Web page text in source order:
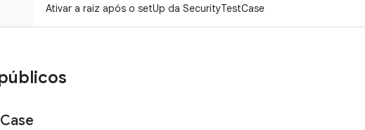
Ativar a raiz após o setUp da SecurityTestCase
Case